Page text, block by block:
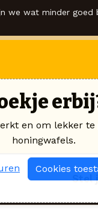
we wat minder goed
Stel
en om lekker
honingwafels.
Cookies